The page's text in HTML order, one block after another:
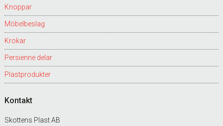
Knoppar
Möbelbeslag
Krokar
Persienne delar
Plastprodukter
Kontakt
Skottens Plast AB